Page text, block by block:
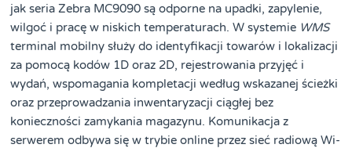
jak seria Zebra MC9090 są odporne na upadki, zapylenie,
wilgoć i pracę w niskich temperaturach. W systemie WMS
terminal mobilny służy do identyfikacji towarów i lokalizacji
za pomocą kodów 1D oraz 2D, rejestrowania przyjęć i
wydań, wspomagania kompletacji według wskazanej ścieżki
oraz przeprowadzania inwentaryzacji ciągłej bez
konieczności zamykania magazynu. Komunikacja z
serwerem odbywa się w trybie online przez sieć radiową Wi-